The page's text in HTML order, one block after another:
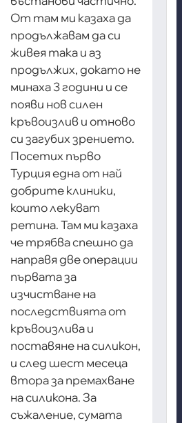
От там ми казаха да
продължавам да си
живея така и аз
продължих, докато не
минаха 3 години и се
появи нов силен
кръвоизлив и отново
си загубих зрението.
Посетих първо
Турция една от най
добрите клиники,
които лекуват
ретина. Там ми казаха
че трябва спешно да
направя две операции
първата за
изчистване на
последствията от
кръвоизлива и
поставяне на силикон,
и след шест месеца
втора за премахване
на силикона. За
съжаление, сумата